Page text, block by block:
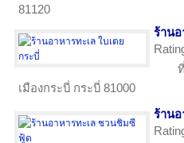
81120
ร้านอ
เมืองกระบี่ กระบี่ 81000
ร้าน